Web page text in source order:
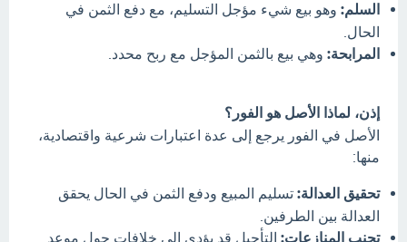
السلم: وهو بيع شيء مؤجل التسليم، مع دفع الثمن في
الحال.
المرابحة: وهي بيع بالثمن المؤجل مع ربح محدد.
إذن، لماذا الأصل هو الفور؟
الأصل في الفور يرجع إلى عدة اعتبارات شرعية واقتصادية،
منها:
تحقيق العدالة: تسليم المبيع ودفع الثمن في الحال يحقق
العدالة بين الطرفين.
تجنب المنازعات: التأجيل قد يؤدي إلى خلافات حول موعد